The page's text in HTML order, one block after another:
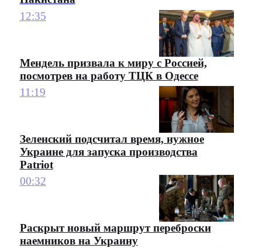
12:35
Мендель призвала к миру с Россией,
посмотрев на работу ТЦК в Одессе
11:19
Зеленский подсчитал время, нужное
Украине для запуска производства
Patriot
00:32
Раскрыт новый маршрут переброски
наемников на Украину